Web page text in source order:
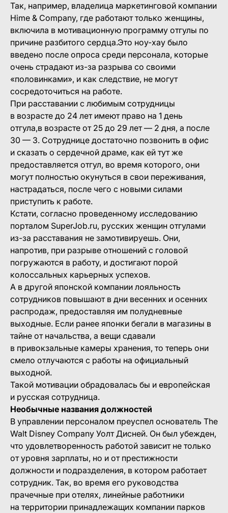
Так, например, владелица маркетинговой компании
Hime & Company, где работают только женщины,
включила в мотивационную программу отгулы по
причине разбитого сердца.Это ноу-хау было
введено после опроса среди персонала, которые
очень страдают из-за разрыва со своими
«половинками», и как следствие, не могут
сосредоточиться на работе.
При расставании с любимым сотрудницы
в возрасте до 24 лет имеют право на 1 день
отгула,в возрасте от 25 до 29 лет — 2 дня, а после
30 — 3. Сотруднице достаточно позвонить в офис
и сказать о сердечной драме, как ей тут же
предоставляется отгул, во время которого, они
могут полностью окунуться в свои переживания,
настрадаться, после чего с новыми силами
приступить к работе.
Кстати, согласно проведенному исследованию
порталом SuperJob.ru, русских женщин отгулами
из-за расставания не замотивируешь. Они,
напротив, при разрыве отношений с головой
погружаются в работу, и достигают порой
колоссальных карьерных успехов.
А в другой японской компании лояльность
сотрудников повышают в дни весенних и осенних
распродаж, предоставляя им полудневные
выходные. Если ранее японки бегали в магазины в
тайне от начальства, а вещи сдавали
в привокзальные камеры хранения, то теперь они
смело отлучаются с работы на официальный
выходной.
Такой мотивации обрадовалась бы и европейская
и русская сотрудница.
Необычные названия должностей
В управлении персоналом преуспел основатель The
Walt Disney Company Уолт Дисней. Он был убежден,
что удовлетворенность работой зависит не только
от уровня зарплаты, но и от престижности
должности и подразделения, в котором работает
сотрудник. Так, во время его руководства
прачечные при отелях, линейные работники
на территории принадлежащих компании парков